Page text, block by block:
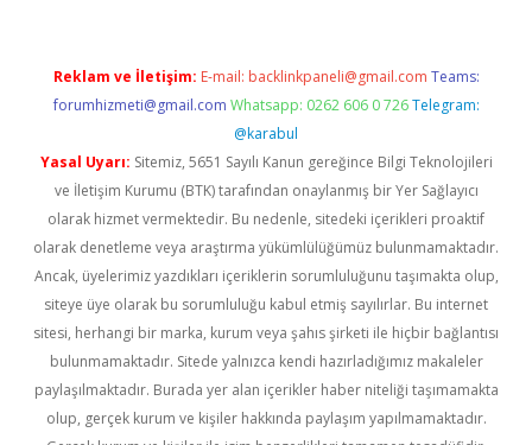
Reklam ve İletişim: E-mail: backlinkpaneli@gmail.com Teams:
forumhizmeti@gmail.com Whatsapp: 0262 606 0 726 Telegram:
@karabul
Yasal Uyarı: Sitemiz, 5651 Sayılı Kanun gereğince Bilgi Teknolojileri
ve İletişim Kurumu (BTK) tarafından onaylanmış bir Yer Sağlayıcı
olarak hizmet vermektedir. Bu nedenle, sitedeki içerikleri proaktif
olarak denetleme veya araştırma yükümlülüğümüz bulunmamaktadır.
Ancak, üyelerimiz yazdıkları içeriklerin sorumluluğunu taşımakta olup,
siteye üye olarak bu sorumluluğu kabul etmiş sayılırlar. Bu internet
sitesi, herhangi bir marka, kurum veya şahıs şirketi ile hiçbir bağlantısı
bulunmamaktadır. Sitede yalnızca kendi hazırladığımız makaleler
paylaşılmaktadır. Burada yer alan içerikler haber niteliği taşımamakta
olup, gerçek kurum ve kişiler hakkında paylaşım yapılmamaktadır.